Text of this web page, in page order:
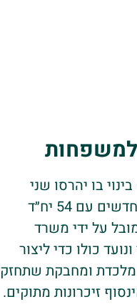
למשפחות
בו יהרסו שני
בניינים ישנים וייבנו שני בניינים חדשים עם 54 יח״ד
על ידי משרד
כולו כדי ליצור
מלכדת ומחבקת שתחזק
זיכרונות מתוקים.